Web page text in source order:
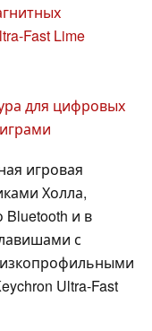
Fast Lime
для цифровых
игровая
Холла,
и в
с
Ultra-Fast